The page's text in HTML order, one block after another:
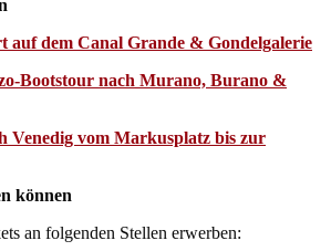
auf dem Canal Grande & Gondelgalerie
Bootstour nach Murano, Burano &
Venedig vom Markusplatz bis zur
können
an folgenden Stellen erwerben: